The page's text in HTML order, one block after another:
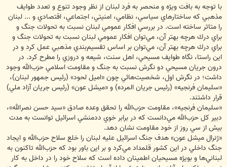
با توجه به بافت ويژه و منحصر به فرد لبنان از نظر وجود تنوع و تعدد طوايف
مذهبي كه ساختارهاي سياسي، نظامي، امنيتي، اجتماعي، اقتصادي و ... لبنان
را متاثر ساخته است. در بررسي افكار عمومي لبنان نسبت به تحولات جنگ و
براي درك هرچه بهتر آن، مي‌توان افكار عمومي لبنان نسبت به تحولات جنگ و
براي درك هرچه بهتر آن، مي‌توان بر اساس تقسيم‌بندي‌ مذهبي عمل كرد و در
اين راستا، نگاه طوايف مسيحي، اهل سنت، شيعه و دروزي را مطرح كرد. در
درون جريان مسيحي دو نگرش نسبت به جنگ و مقاومت اسلامي حزب‌الله وجود
داشت؛ در نگرش اول، شخصيت‌هائي چون «اميل لحود» (رئيس جمهور لبنان)،
«سليمان فرنجيه» (رئيس جريان المرده) و «ميشل عون» (رئيس جريان آزاد ملي)
‌قرار داشتند.
«سليمان فرنجيه»، مقاومت حزب‌الله را تحقق وعده صادق «سيد حسن نصرالله»،
دبير كل حزب‌الله مي‌دانست كه در برابر خوي ددمنشي اسرائيل توانست به مدت
بيش از سي روز از خود مقاومت نشان دهد.
«ژنرال ميشل عون» هدف جنگ اسرائيل عليه لبنان را خلع سلاح حزب‌الله و ايجاد
جنگ داخلي در اين كشور قلمداد مي‌كرد و بر اين باور بود كه حزب‌الله تاكنون به
لبناني‌ها و بويژه مسيحيان اطمينان داده است كه سلاح خود را در داخل به كار